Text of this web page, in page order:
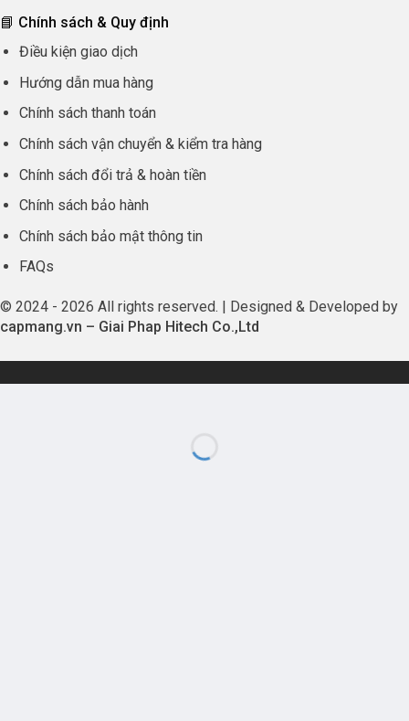
📘 Chính sách & Quy định
Điều kiện giao dịch
Hướng dẫn mua hàng
Chính sách thanh toán
Chính sách vận chuyển & kiểm tra hàng
Chính sách đổi trả & hoàn tiền
Chính sách bảo hành
Chính sách bảo mật thông tin
FAQs
© 2024 - 2026 All rights reserved. | Designed & Developed by
capmang.vn – Giai Phap Hitech Co.,Ltd